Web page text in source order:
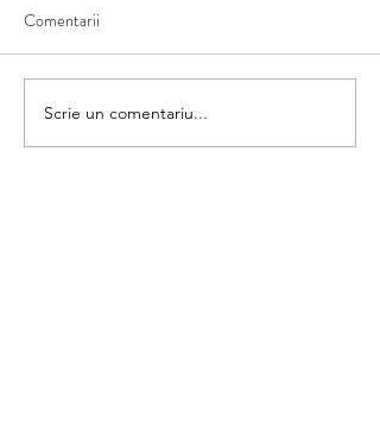
Comentarii
Scrie un comentariu...